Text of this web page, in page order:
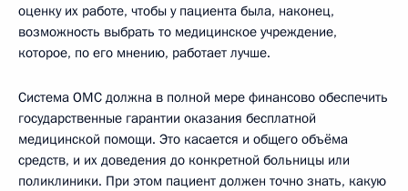
оценку их работе, чтобы у пациента была, наконец,
возможность выбрать то медицинское учреждение,
которое, по его мнению, работает лучше.
Система ОМС должна в полной мере финансово обеспечить
государственные гарантии оказания бесплатной
медицинской помощи. Это касается и общего объёма
средств, и их доведения до конкретной больницы или
поликлиники. При этом пациент должен точно знать, какую